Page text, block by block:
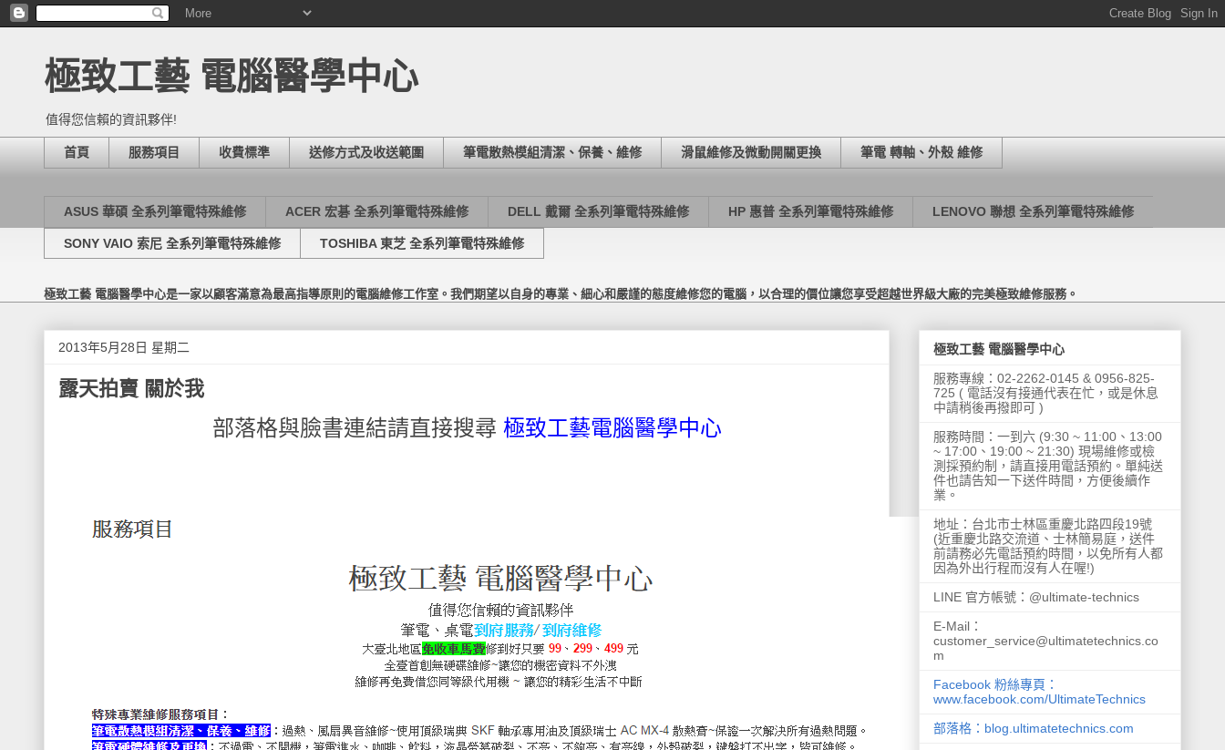
極致工藝 電腦醫學中心
值得您信賴的資訊夥伴!
首頁 服務項目 收費標準 送修方式及收送範圍 筆電散熱模組清潔、保養、維修 滑鼠維修及微動開關更換 筆電 轉軸、外殼 維修
ASUS 華碩 全系列筆電特殊維修 ACER 宏碁 全系列筆電特殊維修 DELL 戴爾 全系列筆電特殊維修 HP 惠普 全系列筆電特殊維修 LENOVO 聯想 全系列筆電特殊維修
SONY VAIO 索尼 全系列筆電特殊維修 TOSHIBA 東芝 全系列筆電特殊維修
極致工藝 電腦醫學中心是一家以顧客滿意為最高指導原則的電腦維修工作室。我們期望以自身的專業、細心和嚴謹的態度維修您的電腦，以合理的價位讓您享受超越世界級大廠的完美極致維修服務。
2013年5月28日 星期二
露天拍賣 關於我
部落格與臉書連結請直接搜尋 極致工藝電腦醫學中心
極致工藝 電腦醫學中心
服務專線：02-2262-0145 & 0956-825-
725 ( 電話沒有接通代表在忙，或是休息
中請稍後再撥即可 )
服務時間：一到六 (9:30 ~ 11:00、13:00
~ 17:00、19:00 ~ 21:30) 現場維修或檢
測採預約制，請直接用電話預約。單純送
件也請告知一下送件時間，方便後續作
業。
地址：台北市士林區重慶北路四段19號
(近重慶北路交流道、士林簡易庭，送件
前請務必先電話預約時間，以免所有人都
因為外出行程而沒有人在喔!)
LINE 官方帳號：@ultimate-technics
E-Mail：
customer_service@ultimatetechnics.co
m
Facebook 粉絲專頁：
www.facebook.com/UltimateTechnics
部落格：blog.ultimatetechnics.com